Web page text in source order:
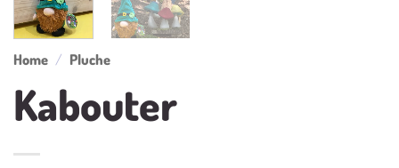
Home / Pluche
Kabouter